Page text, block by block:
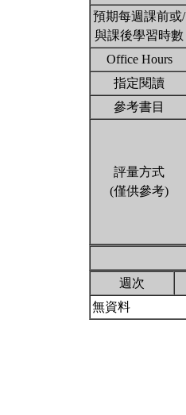
預期每週課前或/
與課後學習時數
Office Hours
指定閱讀
參考書目
評量方式
(僅供參考)
週次
無資料